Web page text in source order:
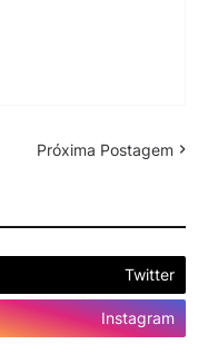
Próxima Postagem
Twitter
Instagram